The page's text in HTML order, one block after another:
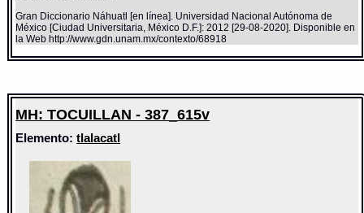
Gran Diccionario Náhuatl [en línea]. Universidad Nacional Autónoma de
México [Ciudad Universitaria, México D.F.]: 2012 [29-08-2020]. Disponible en
la Web http://www.gdn.unam.mx/contexto/68918
MH: TOCUILLAN - 387_615v
Elemento:tlalacatl